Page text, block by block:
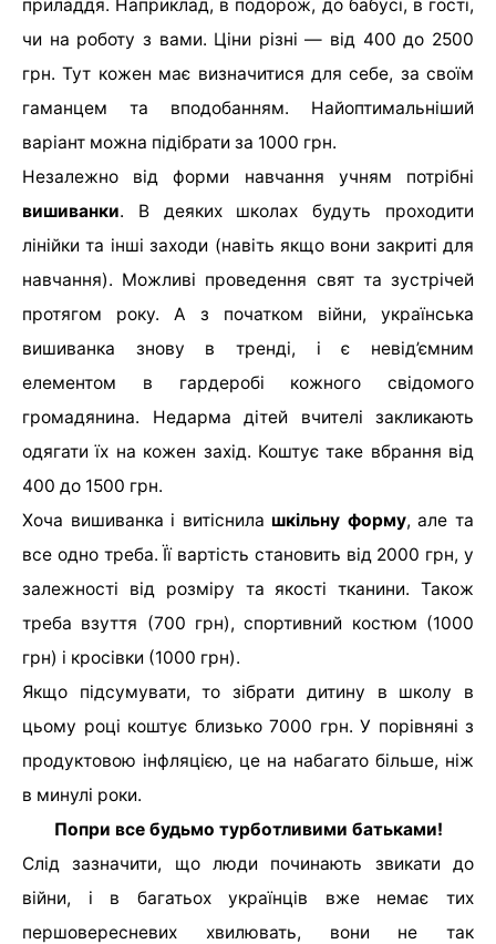
приладдя. Наприклад, в подорож, до бабусі, в гості,
чи на роботу з вами. Ціни різні — від 400 до 2500
грн. Тут кожен має визначитися для себе, за своїм
гаманцем та вподобанням. Найоптимальніший
варіант можна підібрати за 1000 грн.
Незалежно від форми навчання учням потрібні
вишиванки. В деяких школах будуть проходити
лінійки та інші заходи (навіть якщо вони закриті для
навчання). Можливі проведення свят та зустрічей
протягом року. А з початком війни, українська
вишиванка знову в тренді, і є невід’ємним
елементом в гардеробі кожного свідомого
громадянина. Недарма дітей вчителі закликають
одягати їх на кожен захід. Коштує таке вбрання від
400 до 1500 грн.
Хоча вишиванка і витіснила шкільну форму, але та
все одно треба. Її вартість становить від 2000 грн, у
залежності від розміру та якості тканини. Також
треба взуття (700 грн), спортивний костюм (1000
грн) і кросівки (1000 грн).
Якщо підсумувати, то зібрати дитину в школу в
цьому році коштує близько 7000 грн. У порівняні з
продуктовою інфляцією, це на набагато більше, ніж
в минулі роки.
Попри все будьмо турботливими батьками!
Слід зазначити, що люди починають звикати до
війни, і в багатьох українців вже немає тих
першовересневих хвилювать, вони не так